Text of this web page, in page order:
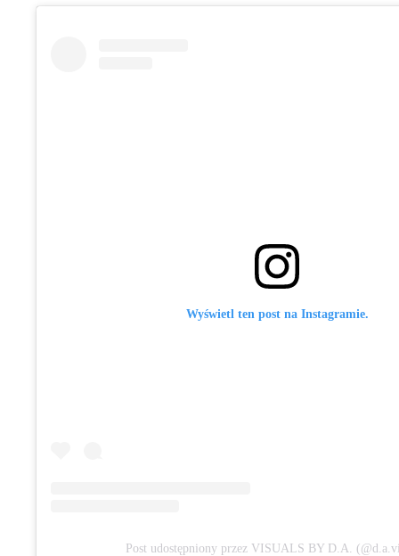
Wyświetl ten post na Instagramie.
Post udostępniony przez VISUALS BY D.A.